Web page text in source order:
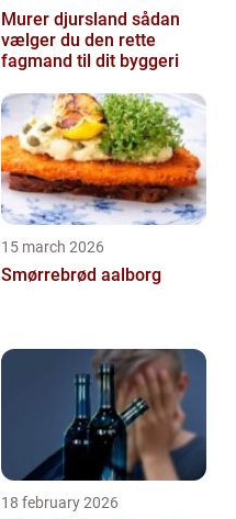
Murer djursland sådan
vælger du den rette
fagmand til dit byggeri
15 march 2026
Smørrebrød aalborg
18 february 2026